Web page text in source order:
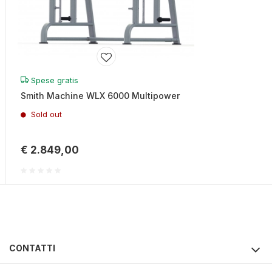
Spese gratis
Smith Machine WLX 6000 Multipower
Sold out
€ 2.849,00
CONTATTI